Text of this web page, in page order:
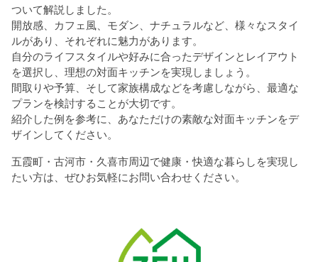
ついて解説しました。
開放感、カフェ風、モダン、ナチュラルなど、様々なスタイ
ルがあり、それぞれに魅力があります。
自分のライフスタイルや好みに合ったデザインとレイアウト
を選択し、理想の対面キッチンを実現しましょう。
間取りや予算、そして家族構成などを考慮しながら、最適な
プランを検討することが大切です。
紹介した例を参考に、あなただけの素敵な対面キッチンをデ
ザインしてください。
五霞町・古河市・久喜市周辺で健康・快適な暮らしを実現し
たい方は、ぜひお気軽にお問い合わせください。